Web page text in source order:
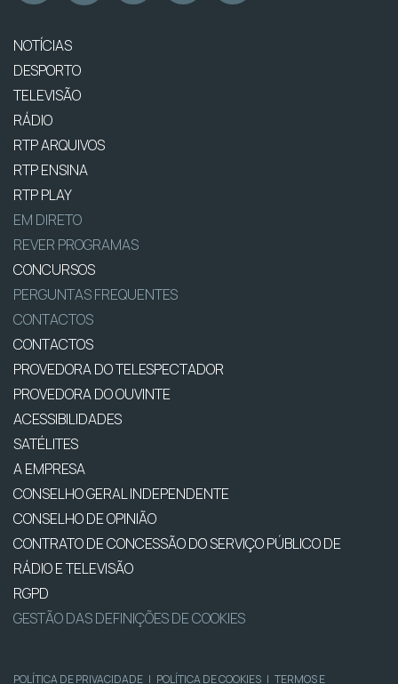
NOTÍCIAS
DESPORTO
TELEVISÃO
RÁDIO
RTP ARQUIVOS
RTP ENSINA
RTP PLAY
EM DIRETO
REVER PROGRAMAS
CONCURSOS
PERGUNTAS FREQUENTES
CONTACTOS
CONTACTOS
PROVEDORA DO TELESPECTADOR
PROVEDORA DO OUVINTE
ACESSIBILIDADES
SATÉLITES
A EMPRESA
CONSELHO GERAL INDEPENDENTE
CONSELHO DE OPINIÃO
CONTRATO DE CONCESSÃO DO SERVIÇO PÚBLICO DE
RÁDIO E TELEVISÃO
RGPD
GESTÃO DAS DEFINIÇÕES DE COOKIES
POLÍTICA DE PRIVACIDADE | POLÍTICA DE COOKIES | TERMOS E